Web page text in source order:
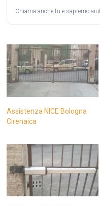
Chiama anche tu e sapremo
Assistenza NICE Bologna
Cirenaica